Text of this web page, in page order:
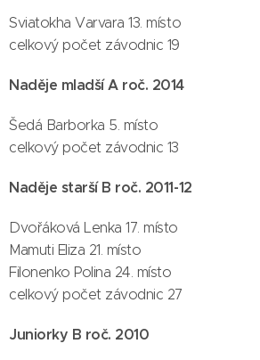
Sviatokha Varvara 13. místo
celkový počet závodnic 19
Naděje mladší A roč. 2014
Šedá Barborka 5. místo
celkový počet závodnic 13
Naděje starší B roč. 2011-12
Dvořáková Lenka 17. místo
Mamuti Eliza 21. místo
Filonenko Polina 24. místo
celkový počet závodnic 27
Juniorky B roč. 2010